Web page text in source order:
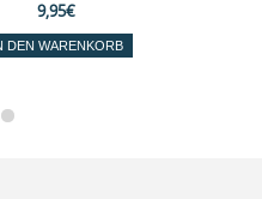
9,95€
DEN WARENKORB